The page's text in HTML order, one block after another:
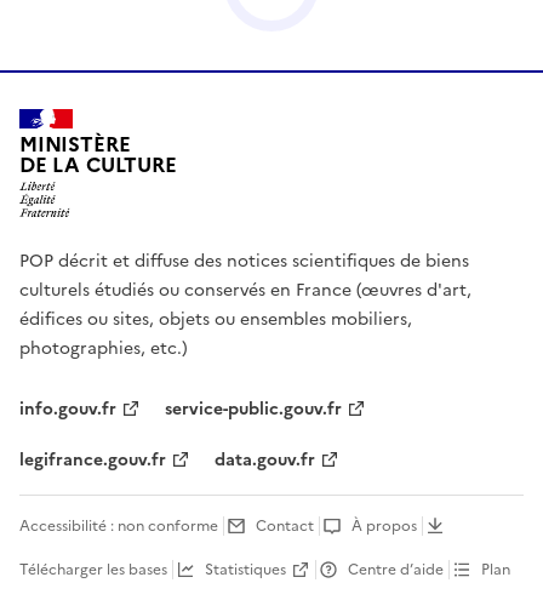
MINISTÈRE
DE LA CULTURE
POP décrit et diffuse des notices scientifiques de biens
culturels étudiés ou conservés en France (œuvres d'art,
édifices ou sites, objets ou ensembles mobiliers,
photographies, etc.)
info.gouv.fr
service-public.gouv.fr
legifrance.gouv.fr
data.gouv.fr
Accessibilité : non conforme Contact
À propos
Télécharger les bases
Statistiques Centre d’aide
Plan